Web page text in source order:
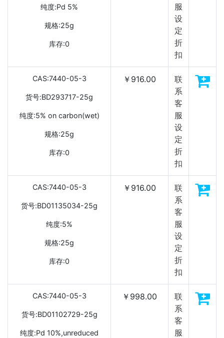
纯度:Pd 5%
规格:25g
库存:0
服
设
定
折
扣
CAS:7440-05-3
货号:BD293717-25g
纯度:5% on carbon(wet)
规格:25g
库存:0
￥916.00
联
系
客
服
设
定
折
扣
CAS:7440-05-3
货号:BD01135034-25g
纯度:5%
规格:25g
库存:0
￥916.00
联
系
客
服
设
定
折
扣
CAS:7440-05-3
货号:BD01102729-25g
纯度:Pd 10%,unreduced
￥998.00
联
系
客
服